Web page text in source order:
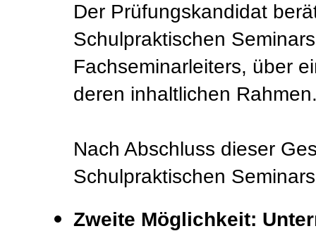
Der Prüfungskandidat
Schulpraktischen
Fachseminarleiters, über
deren inhaltlichen
Nach Abschluss dieser
Schulpraktischen
Zweite Möglichkeit: